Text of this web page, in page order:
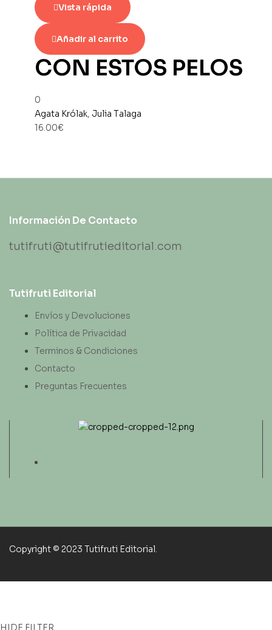
Vista rápida
Añadir al carrito
CON ESTOS PELOS
0
Agata Królak, Julia Talaga
16.00€
Información De Contacto
tutifruti@tutifrutieditorial.com
Tutifruti Editorial
Envíos y Devoluciones
Política de Privacidad
Terminos & Condiciones
Contacto
Preguntas Frecuentes
Copyright © 2023 Tutifruti Editorial.
HIDE FILTER